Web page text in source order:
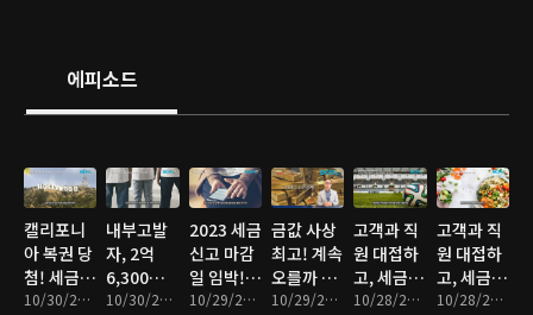
에피소드
캘리포니
아 복권 당
첨! 세금
얼마나 내
10/30/2024 • 4분
내부고발
자, 2억
6,300만
달러 회수
10/30/2024 • 5분
2023 세금
신고 마감
일 임박!
신고 전 꼭
10/29/2024 • 5분
금값 사상
최고! 계속
오를까 이
제 떨어질
10/29/2024 • 11분
고객과 직
원 대접하
고, 세금
혜택까지10/28/2024 • 4분
고객과 직
원 대접하
고, 세금
혜택까지10/28/2024 • 4분